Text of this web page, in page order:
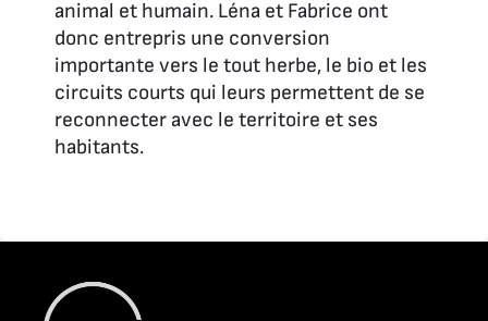
animal et humain. Léna et Fabrice ont
donc entrepris une conversion
importante vers le tout herbe, le bio et les
circuits courts qui leurs permettent de se
reconnecter avec le territoire et ses
habitants.